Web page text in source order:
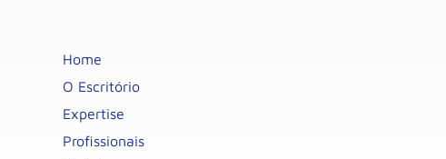
Home
O Escritório
Expertise
Profissionais